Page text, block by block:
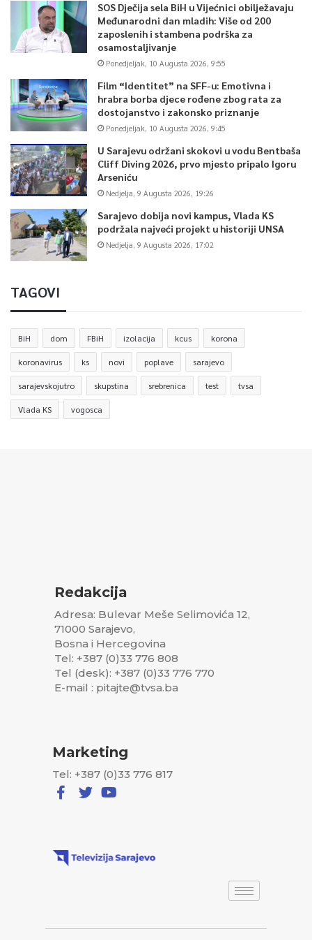
SOS Dječija sela BiH u Vijećnici obilježavaju
Međunarodni dan mladih: Više od 200
zaposlenih i stambena podrška za
osamostaljivanje
Ponedjeljak, 10 Augusta 2026, 9:55
Film “Identitet” na SFF-u: Emotivna i
hrabra borba djece rođene zbog rata za
dostojanstvo i zakonsko priznanje
Ponedjeljak, 10 Augusta 2026, 9:45
U Sarajevu održani skokovi u vodu Bentbaša
Cliff Diving 2026, prvo mjesto pripalo Igoru
Arseniću
Nedjelja, 9 Augusta 2026, 19:26
Sarajevo dobija novi kampus, Vlada KS
podržala najveći projekt u historiji UNSA
Nedjelja, 9 Augusta 2026, 17:02
TAGOVI
BiH dom FBiH izolacija kcus korona
koronavirus ks novi poplave sarajevo
sarajevskojutro skupstina srebrenica test tvsa
Vlada KS vogosca
Redakcija
Adresa: Bulevar Meše Selimovića 12,
71000 Sarajevo,
Bosna i Hercegovina
Tel: +387 (0)33 776 808
Tel (desk): +387 (0)33 776 770
E-mail : pitajte@tvsa.ba
Marketing
Tel: +387 (0)33 776 817